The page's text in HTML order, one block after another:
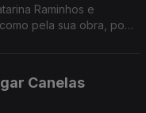
Raminhos e
pela sua obra, pois
Canelas